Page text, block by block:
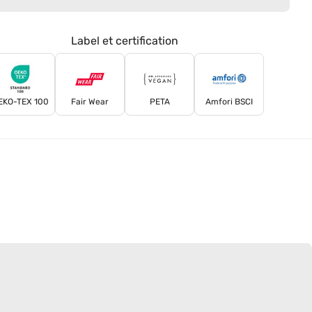
Label et certification
TEX 100 Fair Wear PETA Amfori BSCI